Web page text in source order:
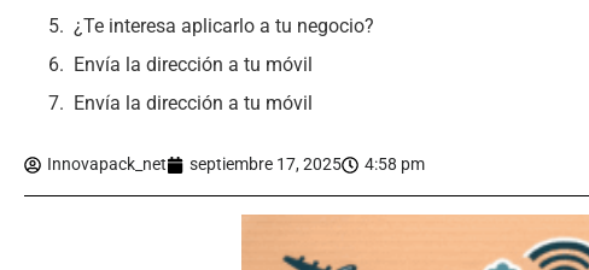
¿Te interesa aplicarlo a tu negocio?
Envía la dirección a tu móvil
Envía la dirección a tu móvil
Innovapack_net septiembre 17, 2025 4:58 pm